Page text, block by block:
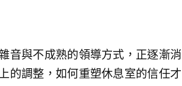
音與不成熟的領導方式，正逐漸消
的調整，如何重塑休息室的信任才